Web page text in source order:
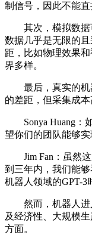
制信号，因此不能直
其次，模拟数据
数据几乎是无限的
距，比如物理效果
界多样。
最后，真实的机
的差距，但采集成
Sonya Huang：
望你们的团队能够
Jim Fan：虽然这
到三年内，我们能
机器人领域的GPT-3
然而，机器人进
及经济性、大规模
方面。